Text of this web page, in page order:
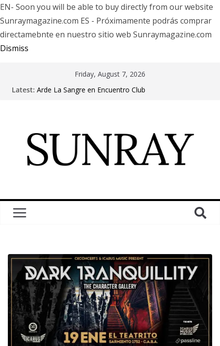
EN- Soon you will be able to buy directly from our website
Sunraymagazine.com ES - Próximamente podrás comprar
directamebnte en nuestro sitio web Sunraymagazine.com
Dismiss
Friday, August 7, 2026
Latest: Arde La Sangre en Encuentro Club
Fear Factory live at Groove, Buenos Aires, celebrating
30 years of “Demanufacture”